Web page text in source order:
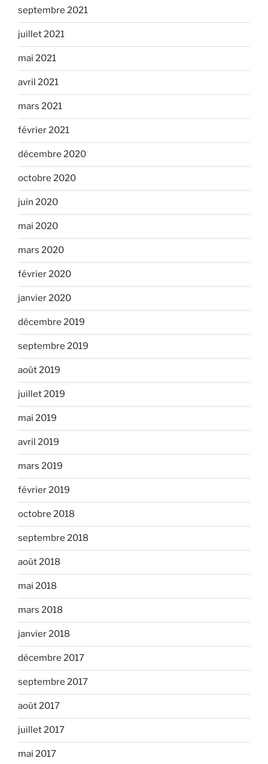
septembre 2021
juillet 2021
mai 2021
avril 2021
mars 2021
février 2021
décembre 2020
octobre 2020
juin 2020
mai 2020
mars 2020
février 2020
janvier 2020
décembre 2019
septembre 2019
août 2019
juillet 2019
mai 2019
avril 2019
mars 2019
février 2019
octobre 2018
septembre 2018
août 2018
mai 2018
mars 2018
janvier 2018
décembre 2017
septembre 2017
août 2017
juillet 2017
mai 2017